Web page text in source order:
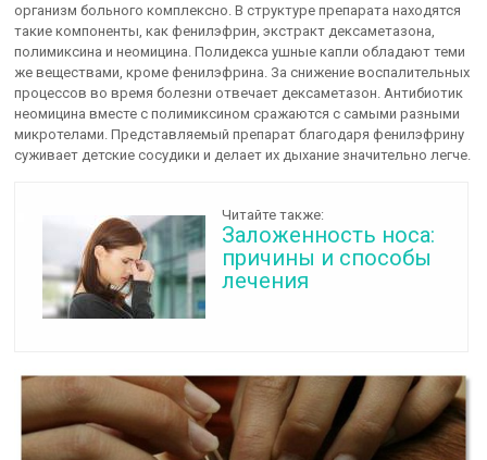
организм больного комплексно. В структуре препарата находятся
такие компоненты, как фенилэфрин, экстракт дексаметазона,
полимиксина и неомицина. Полидекса ушные капли обладают теми
же веществами, кроме фенилэфрина. За снижение воспалительных
процессов во время болезни отвечает дексаметазон. Антибиотик
неомицина вместе с полимиксином сражаются с самыми разными
микротелами. Представляемый препарат благодаря фенилэфрину
суживает детские сосудики и делает их дыхание значительно легче.
Читайте также:
Заложенность носа:
причины и способы
лечения